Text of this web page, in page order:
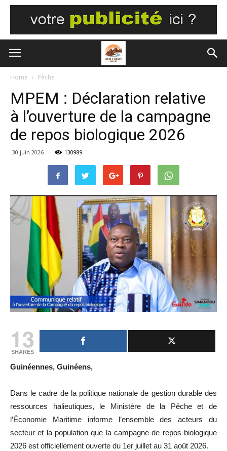
Home Pêche
MPEM : Déclaration relative
à l’ouverture de la campagne
de repos biologique 2026
30 juin 2026 130989
13
SHARES
Guinéennes, Guinéens,
Dans le cadre de la politique nationale de gestion durable des
ressources halieutiques, le Ministère de la Pêche et de
l’Économie Maritime informe l’ensemble des acteurs du
secteur et la population que la campagne de repos biologique
2026 est officiellement ouverte du 1er juillet au 31 août 2026.